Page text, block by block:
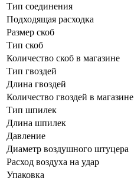
Тип соединения
Подходящая расходка
Размер скоб
Тип скоб
Количество скоб в магазине
Тип гвоздей
Длина гвоздей
Количество гвоздей в магазине
Тип шпилек
Длина шпилек
Давление
Диаметр воздушного штуцера
Расход воздуха на удар
Упаковка